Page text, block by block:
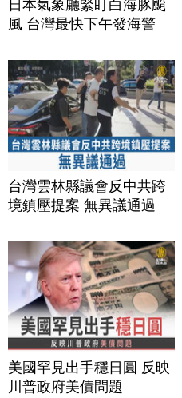
日本氣象廳緊盯白海豚颱
風 台灣最快下午發海警
台灣雲林縣議會反中共跨
境鎮壓提案 無異議通過
美國罕見出手穩日圓 反映
川普政府美債問題